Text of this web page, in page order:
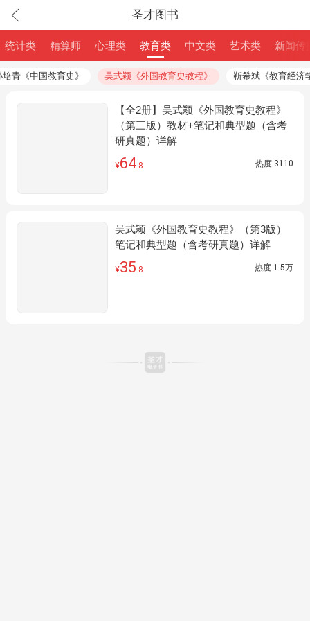
圣才图书
统计类 精算师 心理类 教育类 中文类 艺术类 新闻传
培青《中国教育史》 吴式颖《外国教育史教程》 靳希斌《教育经济
【全2册】吴式颖《外国教育史教程》
（第三版）教材+笔记和典型题（含考
研真题）详解
¥64.8 热度 3110
吴式颖《外国教育史教程》（第3版）
笔记和典型题（含考研真题）详解
¥35.8 热度 1.5万